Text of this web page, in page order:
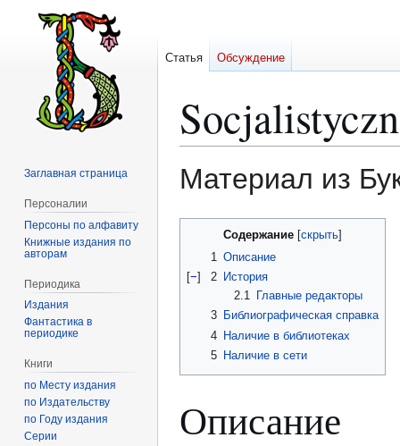
Материал из
Перейти
Перейти
Содержание
1 Описание
[−] 2
История
2.1
Главные редакторы
3
Библиографическая справка
4 Наличие в библиотеках
5
Наличие в сети
Описание
Статья Обсуждение
Заглавная страница
Персоналии
Персоны по алфавиту
Книжные издания по
авторам
Периодика
Издания
Фантастика в
периодике
Книги
по Месту издания
по Издательству
по Году издания
Серии